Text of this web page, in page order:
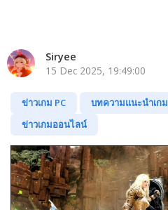
Siryee
15 Dec 2025, 19:49:00
ข่าวเกม PC บทความแนะนำเกม
ข่าวเกมออนไลน์